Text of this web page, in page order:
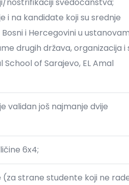
i na kandidate koji su srednje
i Hercegovini u
drugih država, organizacija i
of Sarajevo, EL Amal
validan još najmanje dvije
6x4;
(za strane studente koji ne